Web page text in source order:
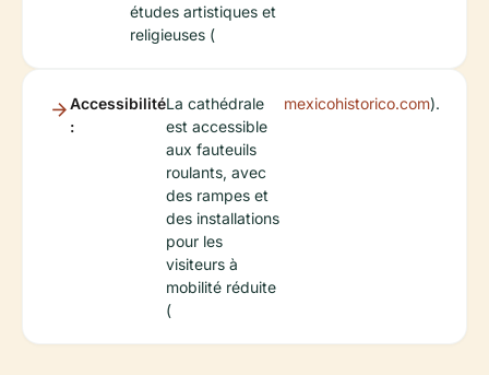
études artistiques et
religieuses (
Accessibilité
:
La cathédrale
est accessible
aux fauteuils
roulants, avec
des rampes et
des installations
pour les
visiteurs à
mobilité réduite
(
mexicohistorico.com).